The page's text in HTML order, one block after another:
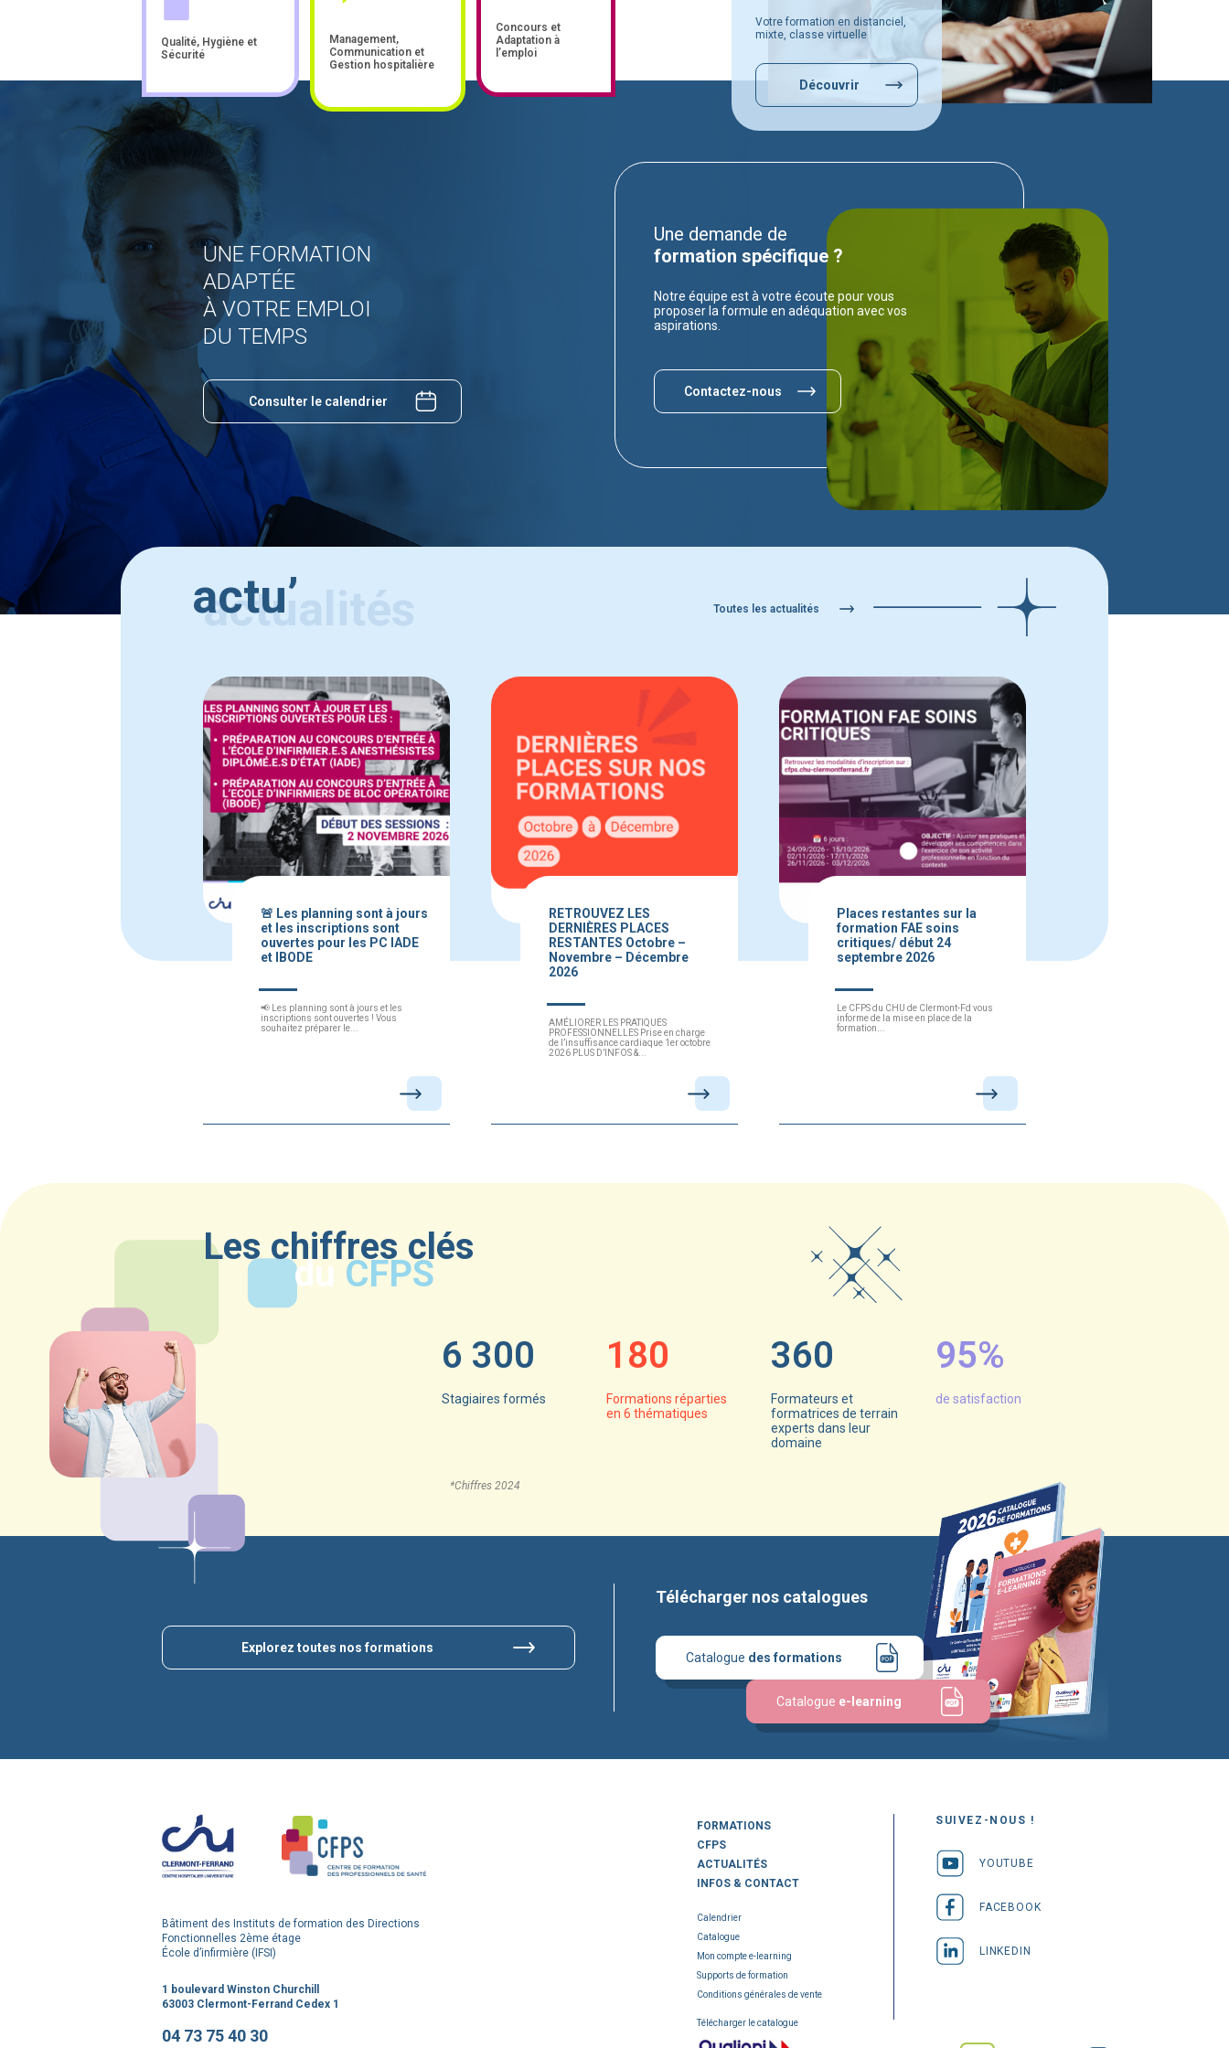
Qualité, Hygiène et
Sécurité
Management,
Communication et
Gestion hospitalière
Concours et
Adaptation à
l’emploi
Votre formation en distanciel,
mixte, classe virtuelle
Découvrir
UNE FORMATION
ADAPTÉE
À VOTRE EMPLOI
DU TEMPS
Consulter le calendrier
Une demande de
formation spécifique ?
Notre équipe est à votre écoute pour vous
proposer la formule en adéquation avec vos
aspirations.
Contactez-nous
actualités Toutes les actualités
🚨 Les planning sont à jours
et les inscriptions sont
ouvertes pour les PC IADE
et IBODE
📢 Les planning sont à jours et les
inscriptions sont ouvertes ! Vous
souhaitez préparer le...
RETROUVEZ LES
DERNIÈRES PLACES
RESTANTES Octobre –
Novembre – Décembre
2026
AMÉLIORER LES PRATIQUES
PROFESSIONNELLES Prise en charge
de l’insuffisance cardiaque 1er octobre
2026 PLUS D’INFOS &...
Places restantes sur la
formation FAE soins
critiques/ début 24
septembre 2026
Le CFPS du CHU de Clermont-Fd vous
informe de la mise en place de la
formation...
Les chiffres clés
du CFPS
6 300
Stagiaires formés
180
Formations réparties
en 6 thématiques
360
Formateurs et
formatrices de terrain
experts dans leur
domaine
95%
de satisfaction
*Chiffres 2024
Explorez toutes nos formations
Télécharger nos catalogues
Catalogue des formations
Catalogue e-learning
Bâtiment des Instituts de formation des Directions
Fonctionnelles 2ème étage
École d’infirmière (IFSI)
1 boulevard Winston Churchill
63003 Clermont-Ferrand Cedex 1
04 73 75 40 30
FORMATIONS
CFPS
ACTUALITÉS
INFOS & CONTACT
Calendrier
Catalogue
Mon compte e-learning
Supports de formation
Conditions générales de vente
Télécharger le catalogue
SUIVEZ-NOUS !
YOUTUBE
FACEBOOK
LINKEDIN